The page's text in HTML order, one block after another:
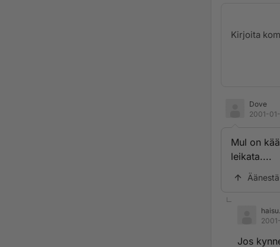
Dove
2001-
Mul on
leikata....
Äänestä
Jos